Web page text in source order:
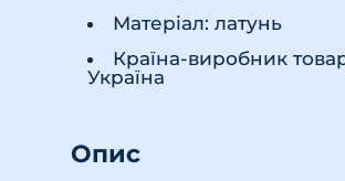
Матеріал: латунь
Країна-виробник
Україна
Опис